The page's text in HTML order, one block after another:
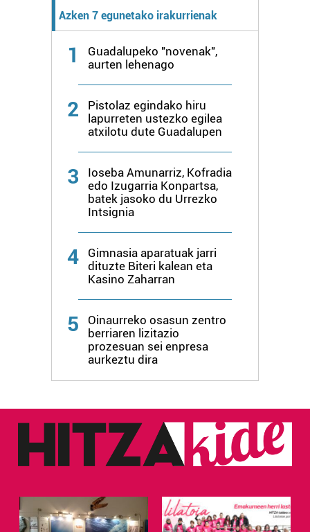
Azken 7 egunetako irakurrienak
1
Guadalupeko "novenak",
aurten lehenago
2
Pistolaz egindako hiru
lapurreten ustezko egilea
atxilotu dute Guadalupen
3
Ioseba Amunarriz, Kofradia
edo Izugarria Konpartsa,
batek jasoko du Urrezko
Intsignia
4
Gimnasia aparatuak jarri
dituzte Biteri kalean eta
Kasino Zaharran
5
Oinaurreko osasun zentro
berriaren lizitazio
prozesuan sei enpresa
aurkeztu dira